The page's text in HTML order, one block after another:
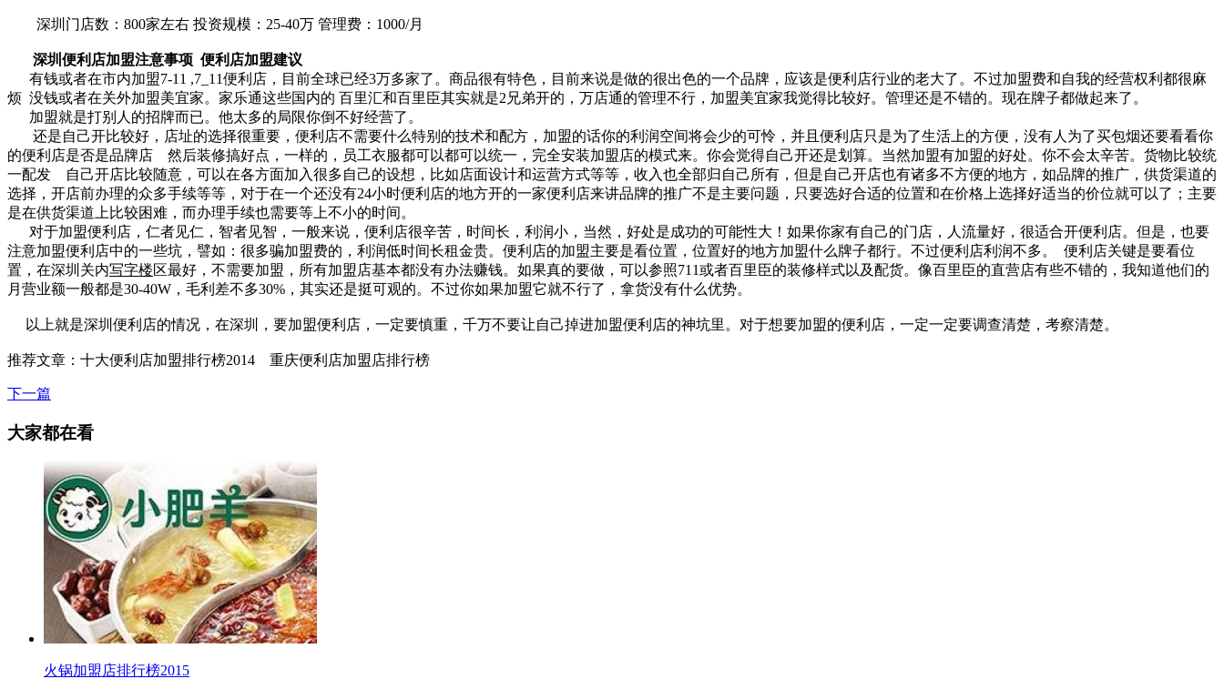
深圳门店数：800家左右 投资规模：25-40万 管理费：1000/月
深圳便利店加盟注意事项 便利店加盟建议
有钱或者在市内加盟7-11 ,7_11便利店，目前全球已经3万多家了。商品很有特色，目前来说是做的很出色的一个品牌，应该是便利店行业的老大了。不过加盟费和自我的经营权利都很麻
烦 没钱或者在关外加盟美宜家。家乐通这些国内的 百里汇和百里臣其实就是2兄弟开的，万店通的管理不行，加盟美宜家我觉得比较好。管理还是不错的。现在牌子都做起来了。
加盟就是打别人的招牌而已。他太多的局限你倒不好经营了。
还是自己开比较好，店址的选择很重要，便利店不需要什么特别的技术和配方，加盟的话你的利润空间将会少的可怜，并且便利店只是为了生活上的方便，没有人为了买包烟还要看看你
的便利店是否是品牌店 然后装修搞好点，一样的，员工衣服都可以都可以统一，完全安装加盟店的模式来。你会觉得自己开还是划算。当然加盟有加盟的好处。你不会太辛苦。货物比较统
一配发 自己开店比较随意，可以在各方面加入很多自己的设想，比如店面设计和运营方式等等，收入也全部归自己所有，但是自己开店也有诸多不方便的地方，如品牌的推广，供货渠道的
选择，开店前办理的众多手续等等，对于在一个还没有24小时便利店的地方开的一家便利店来讲品牌的推广不是主要问题，只要选好合适的位置和在价格上选择好适当的价位就可以了；主要
是在供货渠道上比较困难，而办理手续也需要等上不小的时间。
对于加盟便利店，仁者见仁，智者见智，一般来说，便利店很辛苦，时间长，利润小，当然，好处是成功的可能性大！如果你家有自己的门店，人流量好，很适合开便利店。但是，也要
注意加盟便利店中的一些坑，譬如：很多骗加盟费的，利润低时间长租金贵。便利店的加盟主要是看位置，位置好的地方加盟什么牌子都行。不过便利店利润不多。 便利店关键是要看位
置，在深圳关内写字楼区最好，不需要加盟，所有加盟店基本都没有办法赚钱。如果真的要做，可以参照711或者百里臣的装修样式以及配货。像百里臣的直营店有些不错的，我知道他们的
月营业额一般都是30-40W，毛利差不多30%，其实还是挺可观的。不过你如果加盟它就不行了，拿货没有什么优势。
以上就是深圳便利店的情况，在深圳，要加盟便利店，一定要慎重，千万不要让自己掉进加盟便利店的神坑里。对于想要加盟的便利店，一定一定要调查清楚，考察清楚。
推荐文章：十大便利店加盟排行榜2014 重庆便利店加盟店排行榜
下一篇
大家都在看
火锅加盟店排行榜2015